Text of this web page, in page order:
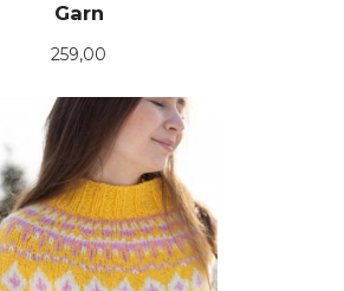
Garn
Pris
259,00